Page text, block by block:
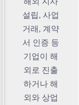
설립, 사업
거래, 계약
서 인증 등
기업이 해
외로 진출
하거나 해
외와 상업